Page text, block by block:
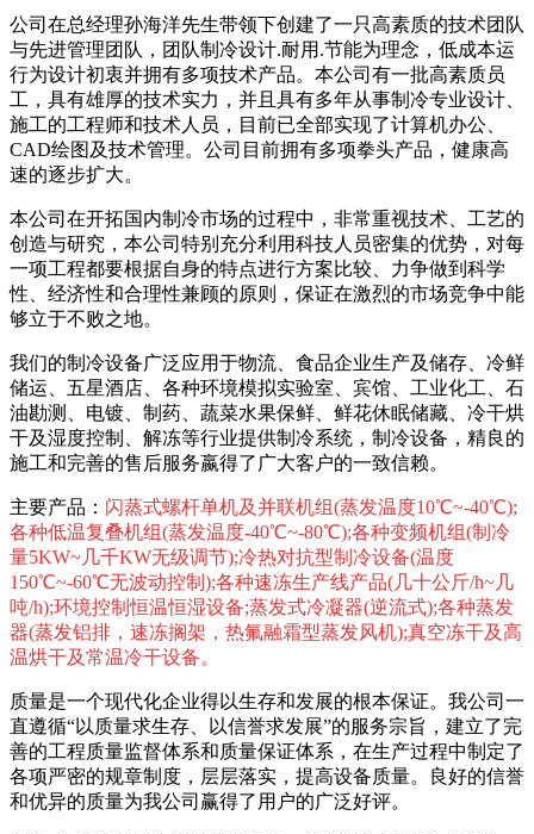
公司在总经理孙海洋先生带领下创建了一只高素质的技术团队
与先进管理团队，团队制冷设计.耐用.节能为理念，低成本运
行为设计初衷并拥有多项技术产品。本公司有一批高素质员
工，具有雄厚的技术实力，并且具有多年从事制冷专业设计、
施工的工程师和技术人员，目前已全部实现了计算机办公、
CAD绘图及技术管理。公司目前拥有多项拳头产品，健康高
速的逐步扩大。
本公司在开拓国内制冷市场的过程中，非常重视技术、工艺的
创造与研究，本公司特别充分利用科技人员密集的优势，对每
一项工程都要根据自身的特点进行方案比较、力争做到科学
性、经济性和合理性兼顾的原则，保证在激烈的市场竞争中能
够立于不败之地。
我们的制冷设备广泛应用于物流、食品企业生产及储存、冷鲜
储运、五星酒店、各种环境模拟实验室、宾馆、工业化工、石
油勘测、电镀、制药、蔬菜水果保鲜、鲜花休眠储藏、冷干烘
干及湿度控制、解冻等行业提供制冷系统，制冷设备，精良的
施工和完善的售后服务嬴得了广大客户的一致信赖。
主要产品： 闪蒸式螺杆单机及并联机组(蒸发温度10℃~-40℃);
各种低温复叠机组(蒸发温度-40℃~-80℃);各种变频机组(制冷
量5KW~几千KW无级调节);冷热对抗型制冷设备(温度
150℃~-60℃无波动控制);各种速冻生产线产品(几十公斤/h~几
吨/h);环境控制恒温恒湿设备;蒸发式冷凝器(逆流式);各种蒸发
器(蒸发铝排，速冻搁架，热氟融霜型蒸发风机);真空冻干及高
温烘干及常温冷干设备。
质量是一个现代化企业得以生存和发展的根本保证。我公司一
直遵循“以质量求生存、以信誉求发展”的服务宗旨，建立了完
善的工程质量监督体系和质量保证体系，在生产过程中制定了
各项严密的规章制度，层层落实，提高设备质量。良好的信誉
和优异的质量为我公司赢得了用户的广泛好评。